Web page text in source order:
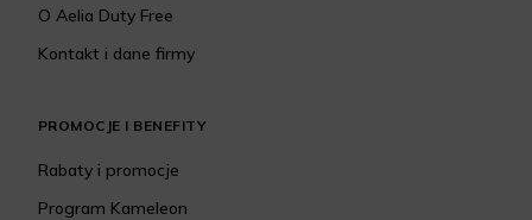
O Aelia Duty Free
Kontakt i dane firmy
PROMOCJE I BENEFITY
Rabaty i promocje
Program Kameleon